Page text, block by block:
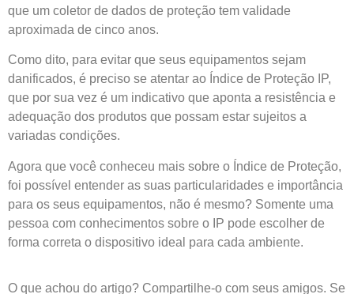
que um coletor de dados de proteção tem validade
aproximada de cinco anos.
Como dito, para evitar que seus equipamentos sejam
danificados, é preciso se atentar ao Índice de Proteção IP,
que por sua vez é um indicativo que aponta a resistência e
adequação dos produtos que possam estar sujeitos a
variadas condições.
Agora que você conheceu mais sobre o Índice de Proteção,
foi possível entender as suas particularidades e importância
para os seus equipamentos, não é mesmo? Somente uma
pessoa com conhecimentos sobre o IP pode escolher de
forma correta o dispositivo ideal para cada ambiente.
O que achou do artigo? Compartilhe-o com seus amigos. Se